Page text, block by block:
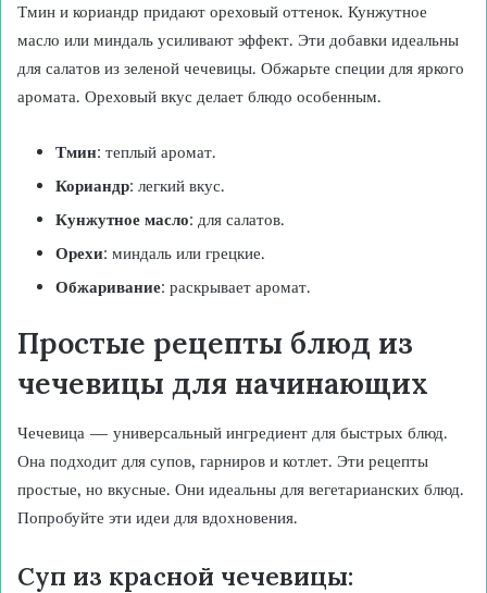
Тмин и кориандр придают ореховый оттенок. Кунжутное
масло или миндаль усиливают эффект. Эти добавки идеальны
для салатов из зеленой чечевицы. Обжарьте специи для яркого
аромата. Ореховый вкус делает блюдо особенным.
Тмин: теплый аромат.
Кориандр: легкий вкус.
Кунжутное масло: для салатов.
Орехи: миндаль или грецкие.
Обжаривание: раскрывает аромат.
Простые рецепты блюд из
чечевицы для начинающих
Чечевица — универсальный ингредиент для быстрых блюд.
Она подходит для супов, гарниров и котлет. Эти рецепты
простые, но вкусные. Они идеальны для вегетарианских блюд.
Попробуйте эти идеи для вдохновения.
Суп из красной чечевицы: